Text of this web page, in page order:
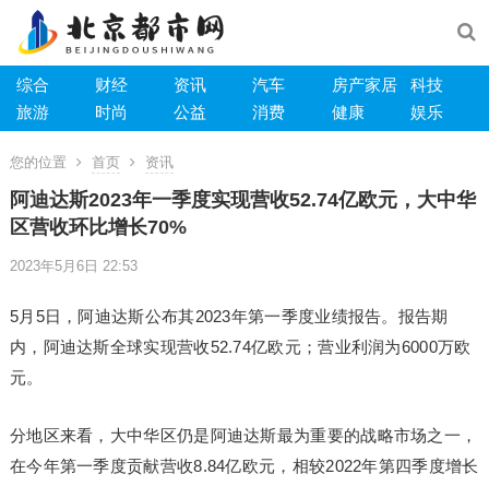
综合 财经 资讯 汽车 房产家居
科技
旅游
时尚 公益 消费 健康 娱乐
您的位置 首页 资讯
阿迪达斯2023年一季度实现营收52.74亿欧元，大中华
区营收环比增长70%
2023年5月6日 22:53
5月5日，阿迪达斯公布其2023年第一季度业绩报告。报告期
内，阿迪达斯全球实现营收52.74亿欧元；营业利润为6000万欧
元。
分地区来看，大中华区仍是阿迪达斯最为重要的战略市场之一，
在今年第一季度贡献营收8.84亿欧元，相较2022年第四季度增长